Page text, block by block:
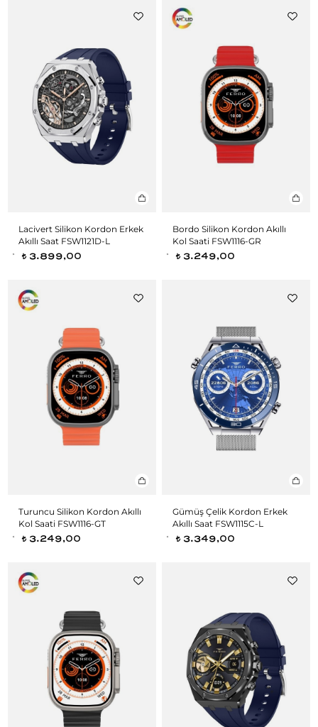
Lacivert Silikon Kordon Erkek
Akıllı Saat FSW1121D-L
t 3.899,00
Bordo Silikon Kordon Akıllı
Kol Saati FSW1116-GR
t 3.249,00
Turuncu Silikon Kordon Akıllı
Kol Saati FSW1116-GT
t 3.249,00
Gümüş Çelik Kordon Erkek
Akıllı Saat FSW1115C-L
t 3.349,00